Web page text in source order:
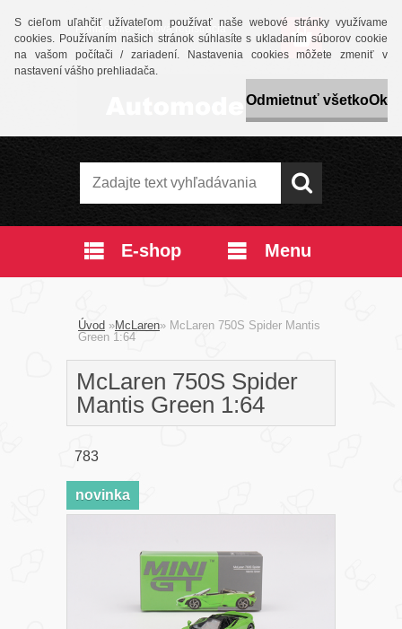
S cieľom uľahčiť užívateľom používať naše webové stránky využívame
cookies. Používaním našich stránok súhlasíte s ukladaním súborov cookie
na vašom počítači / zariadení. Nastavenia cookies môžete zmeniť v
nastavení vášho prehliadača.
Odmietnuť všetkoOk
Prihlásenie Nová registrácia
E-shop Menu
Úvod »McLaren» McLaren 750S Spider Mantis
Green 1:64
McLaren 750S Spider
Mantis Green 1:64
783
novinka